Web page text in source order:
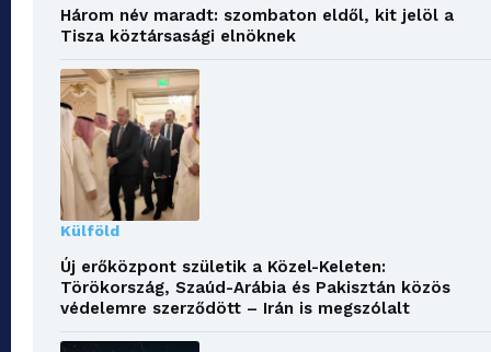
Három név maradt: szombaton eldől, kit jelöl a
Tisza köztársasági elnöknek
Külföld
Új erőközpont születik a Közel-Keleten:
Törökország, Szaúd-Arábia és Pakisztán közös
védelemre szerződött – Irán is megszólalt